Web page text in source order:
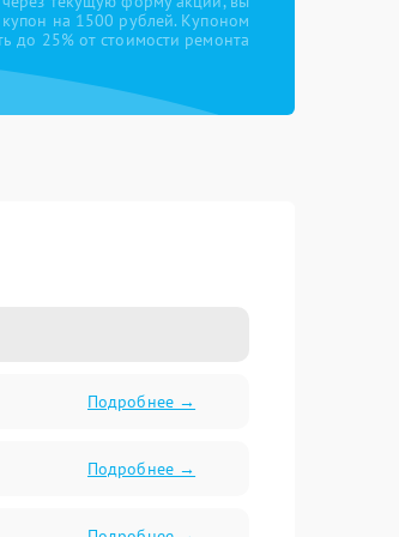
купон на 1500 рублей. Купоном
до 25% от стоимости ремонта
Подробнее →
Подробнее →